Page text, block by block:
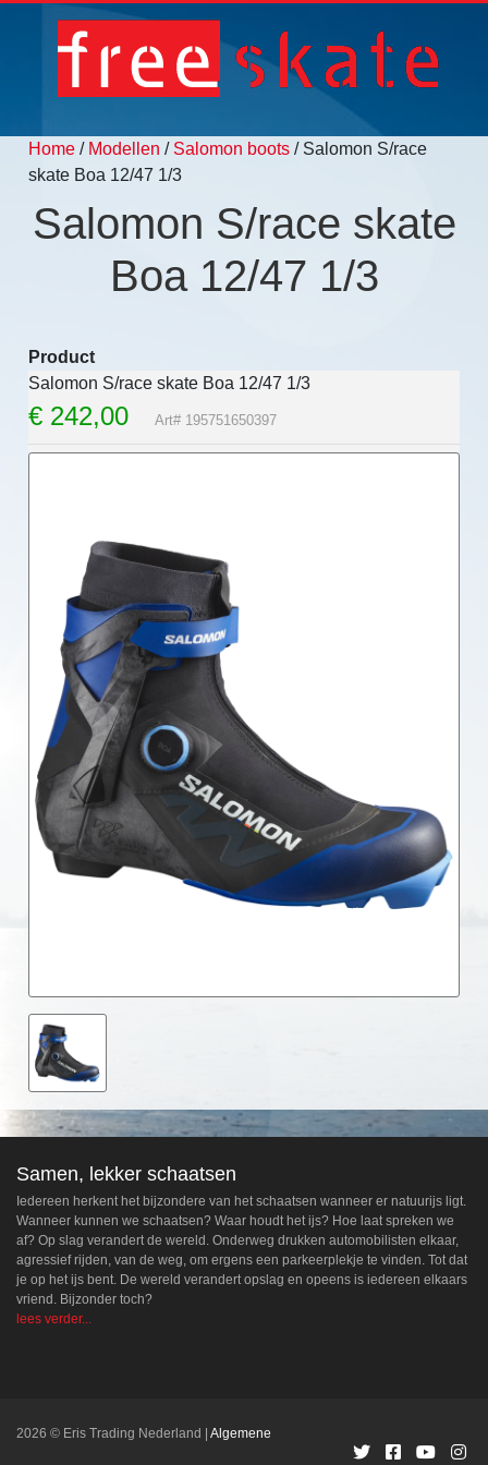
Home / Modellen / Salomon boots / Salomon S/race
skate Boa 12/47 1/3
Salomon S/race skate
Boa 12/47 1/3
Product
Salomon S/race skate Boa 12/47 1/3
€ 242,00 Art# 195751650397
Samen, lekker schaatsen
Iedereen herkent het bijzondere van het schaatsen wanneer er natuurijs ligt.
Wanneer kunnen we schaatsen? Waar houdt het ijs? Hoe laat spreken we
af? Op slag verandert de wereld. Onderweg drukken automobilisten elkaar,
agressief rijden, van de weg, om ergens een parkeerplekje te vinden. Tot dat
je op het ijs bent. De wereld verandert opslag en opeens is iedereen elkaars
vriend. Bijzonder toch?
lees verder...
2026 © Eris Trading Nederland Algemene